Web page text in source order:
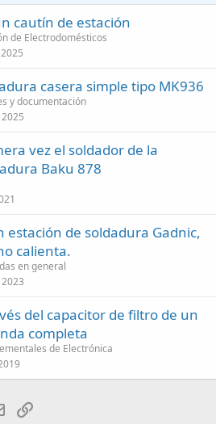
cautín de estación
de Electrodomésticos
casera simple tipo MK936
y documentación
vez el soldador de la
Baku 878
estación de soldadura Gadnic,
calienta.
en general
del capacitor de filtro de un
completa
de Electrónica
Email